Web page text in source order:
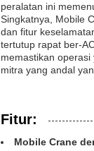
peralatan ini
Singkatnya, Mobile
dan fitur
tertutup rapat ber-
memastikan
mitra yang andal
Fitur:
Mobile Crane